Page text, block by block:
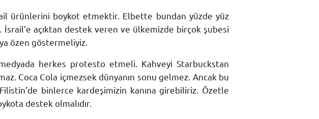
ürünlerini boykot etmektir. Elbette bundan yüzde yüz
açıktan destek veren ve ülkemizde birçok şubesi
özen göstermeliyiz.
herkes protesto etmeli. Kahveyi Starbuckstan
Coca Cola içmezsek dünyanın sonu gelmez. Ancak bu
binlerce kardeşimizin kanına girebiliriz. Özetle
destek olmalıdır.